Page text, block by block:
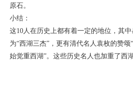
原石。
小结：
这10人在历史上都有着一定的地位，其
为“西湖三杰”，更有清代名人袁枚的赞颂
始觉重西湖”。这些历史名人也加重了西